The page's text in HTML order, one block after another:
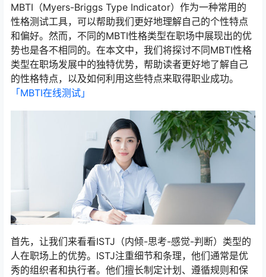
MBTI（Myers-Briggs Type Indicator）作为一种常用的
性格测试工具，可以帮助我们更好地理解自己的个性特点
和偏好。然而，不同的MBTI性格类型在职场中展现出的优
势也是各不相同的。在本文中，我们将探讨不同MBTI性格
类型在职场发展中的独特优势，帮助读者更好地了解自己
的性格特点，以及如何利用这些特点来取得职业成功。
「MBTI在线测试​」
首先，让我们来看看ISTJ（内倾-思考-感觉-判断）类型的
人在职场上的优势。ISTJ注重细节和条理，他们通常是优
秀的组织者和执行者。他们擅长制定计划、遵循规则和保